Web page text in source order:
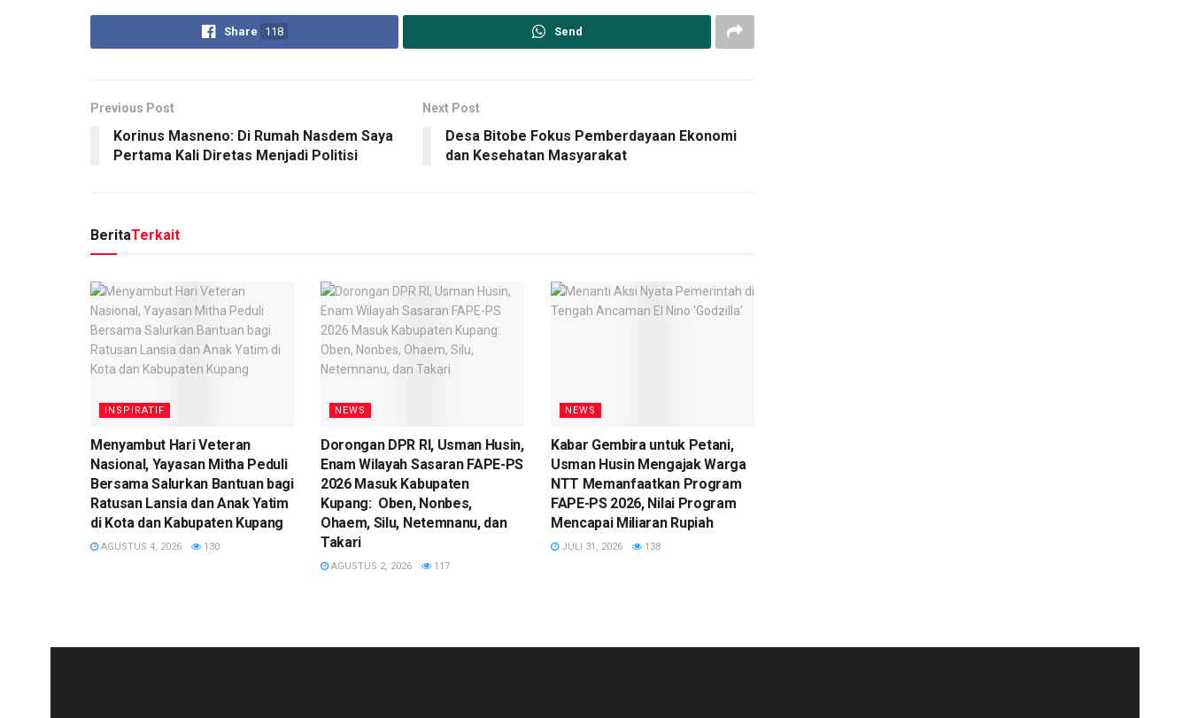
Share 118 Send
Previous Post
Korinus Masneno: Di Rumah Nasdem Saya
Pertama Kali Diretas Menjadi Politisi
Next Post
Desa Bitobe Fokus Pemberdayaan Ekonomi
dan Kesehatan Masyarakat
BeritaTerkait
INSPIRATIF
​Menyambut Hari Veteran
Nasional, Yayasan Mitha Peduli
Bersama Salurkan Bantuan bagi
Ratusan Lansia dan Anak Yatim
di Kota dan Kabupaten Kupang
AGUSTUS 4, 2026 130
NEWS
Dorongan DPR RI, Usman Husin,
Enam Wilayah Sasaran FAPE-PS
2026 Masuk Kabupaten
Kupang: Oben, Nonbes,
Ohaem, Silu, Netemnanu, dan
Takari
AGUSTUS 2, 2026 117
NEWS
Kabar Gembira untuk Petani,
Usman Husin Mengajak Warga
NTT Memanfaatkan Program
FAPE-PS 2026, Nilai Program
Mencapai Miliaran Rupiah
JULI 31, 2026 138